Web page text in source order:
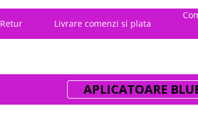
Retur Livrare comenzi si plata
APLICATOARE